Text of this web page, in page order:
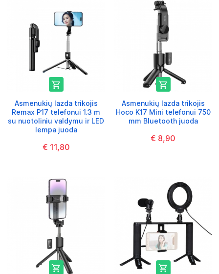

Asmenukių lazda trikojis
Remax P17 telefonui 1.3 m
su nuotoliniu valdymu ir LED
lempa juoda
€ 11,80

Asmenukių lazda trikojis
Hoco K17 Mini telefonui 750
mm Bluetooth juoda
€ 8,90
 